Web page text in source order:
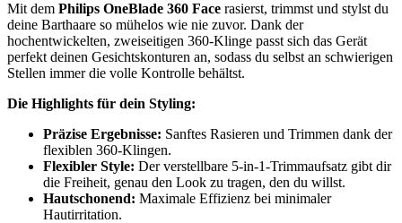
Mit dem Philips OneBlade 360 Face rasierst, trimmst und stylst du
deine Barthaare so mühelos wie nie zuvor. Dank der
hochentwickelten, zweiseitigen 360-Klinge passt sich das Gerät
perfekt deinen Gesichtskonturen an, sodass du selbst an schwierigen
Stellen immer die volle Kontrolle behältst.
Die Highlights für dein Styling:
Präzise Ergebnisse: Sanftes Rasieren und Trimmen dank der
flexiblen 360-Klingen.
Flexibler Style: Der verstellbare 5-in-1-Trimmaufsatz gibt dir
die Freiheit, genau den Look zu tragen, den du willst.
Hautschonend: Maximale Effizienz bei minimaler
Hautirritation.